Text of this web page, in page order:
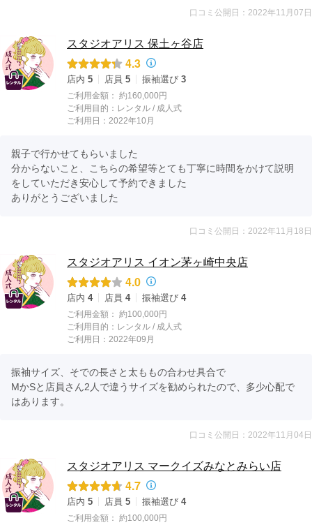
口コミ公開日：2022年11月07日
スタジオアリス 保土ヶ谷店
4.3
店内 5 店員 5 振袖選び 3
ご利用金額： 約160,000円
ご利用目的： レンタル / 成人式
ご利用日：2022年10月
親子で行かせてもらいました
分からないこと、こちらの希望等とても丁寧に時間をかけて説明
をしていただき安心して予約できました
ありがとうございました
口コミ公開日：2022年11月18日
スタジオアリス イオン茅ヶ崎中央店
4.0
店内 4 店員 4 振袖選び 4
ご利用金額： 約100,000円
ご利用目的： レンタル / 成人式
ご利用日：2022年09月
振袖サイズ、そでの長さと太ももの合わせ具合で
MかSと店員さん2人で違うサイズを勧められたので、多少心配で
はあります。
口コミ公開日：2022年11月04日
スタジオアリス マークイズみなとみらい店
4.7
店内 5 店員 5 振袖選び 4
ご利用金額： 約100,000円